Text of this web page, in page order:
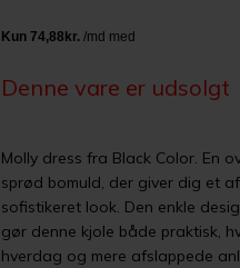
Denne vare er udsolgt
Molly dress fra Black Color. En
sprød bomuld, der giver dig et
sofistikeret look. Den enkle
gør denne kjole både praktisk,
hverdag og mere afslappede